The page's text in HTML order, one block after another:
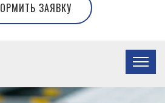
ЗАЯВКУ